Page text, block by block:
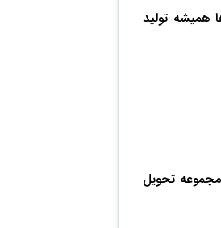
همیشه تولید
تحویل